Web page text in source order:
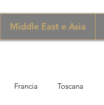
Middle East e Asia
Francia Toscana